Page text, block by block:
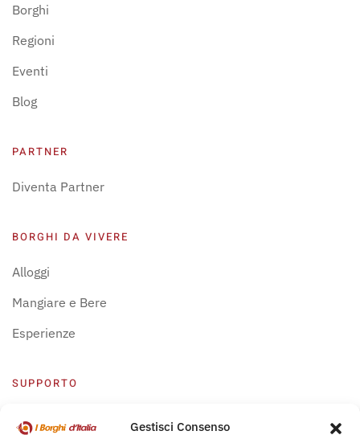
Gestisci Consenso
Borghi
Regioni
Eventi
Blog
PARTNER
Diventa Partner
BORGHI DA VIVERE
Alloggi
Mangiare e Bere
Esperienze
SUPPORTO
Centro Supporto